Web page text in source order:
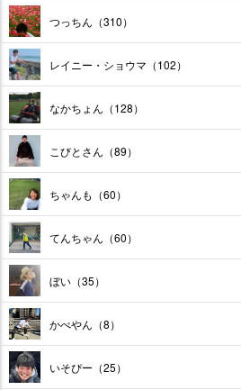
つっちん（310）
レイニー・ショウマ（102）
なかちょん（128）
こびとさん（89）
ちゃんも（60）
てんちゃん（60）
ぼい（35）
かべやん（8）
いそぴー（25）